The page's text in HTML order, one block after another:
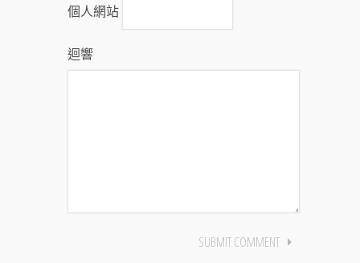
個人網站
迴響